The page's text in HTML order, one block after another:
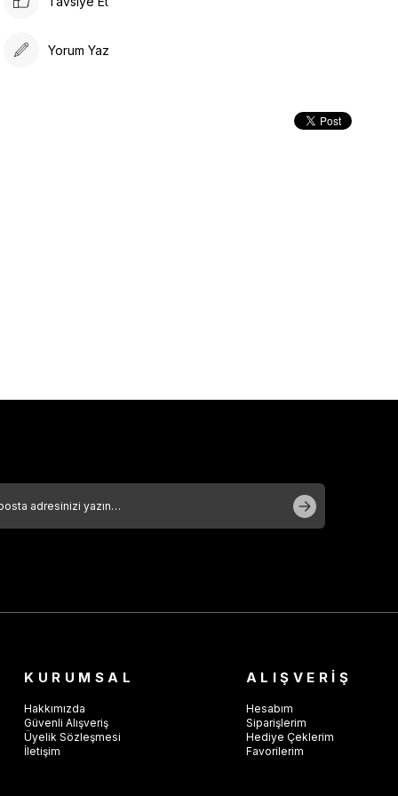
Yorum Yaz
KURUMSAL
Hakkımızda
Güvenli Alışveriş
Üyelik Sözleşmesi
İletişim
ALIŞVERİŞ
Hesabım
Siparişlerim
Hediye Çeklerim
Favorilerim